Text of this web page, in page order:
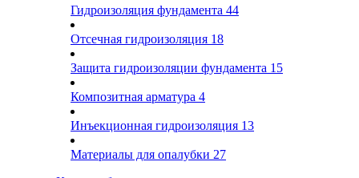
Гидроизоляция фундамента 44
Отсечная гидроизоляция 18
Защита гидроизоляции фундамента 15
Композитная арматура 4
Инъекционная гидроизоляция 13
Материалы для опалубки 27